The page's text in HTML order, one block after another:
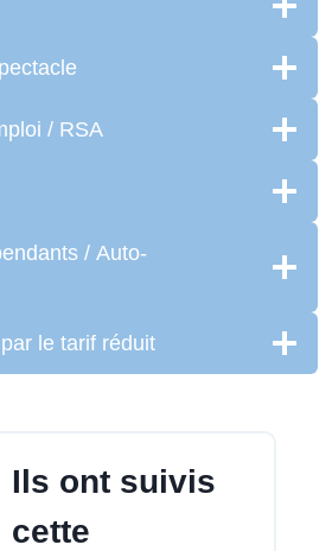
/ RSA
/ Auto-
le tarif réduit
Ils ont suivis
cette